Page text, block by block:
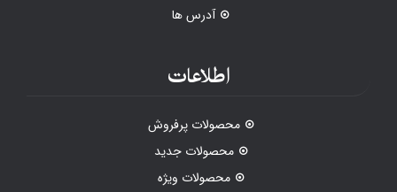
آدرس ها
اطلاعات
محصولات پرفروش
محصولات جدید
محصولات ویژه